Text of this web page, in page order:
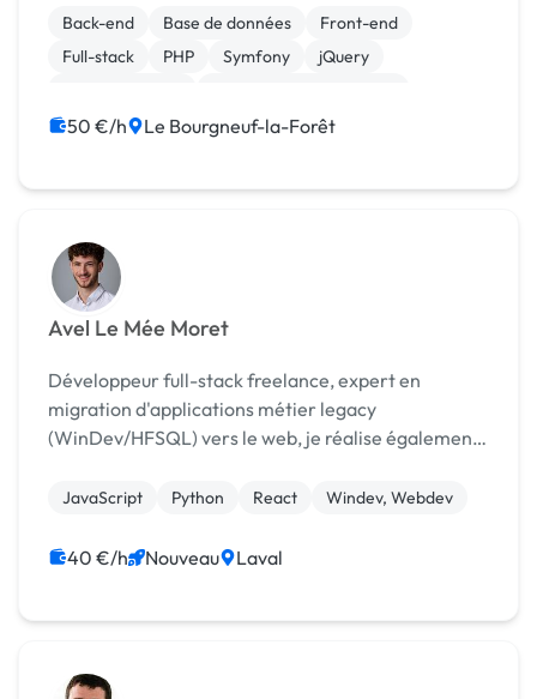
peux me déplacer dans vos locaux quelquefois par...
Back-end Base de données
Front-end
Full-stack
PHP Symfony
jQuery
Integration HTML
50 €/h Le Bourgneuf-la-Forêt
Avel Le Mée Moret
Développeur full-stack freelance, expert en
migration d'applications métier legacy
(WinDev/HFSQL) vers le web, je réalise également
Node.js et Python.
JavaScript Python React Windev, Webdev
40 €/h Nouveau Laval